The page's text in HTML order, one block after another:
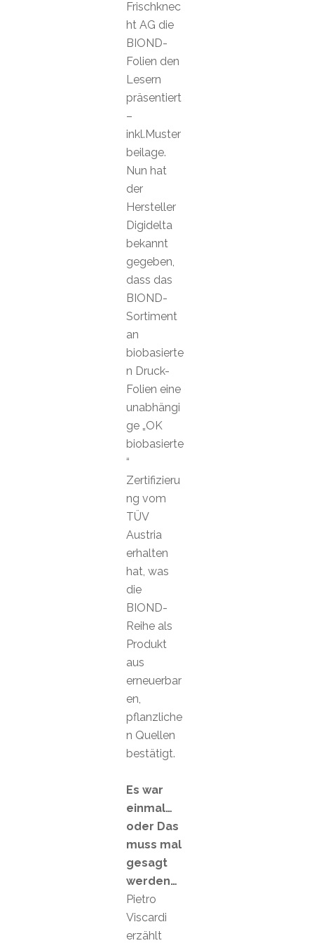
Frischknec
ht AG die
BIOND-
Folien den
Lesern
präsentiert
–
inkl.Muster
beilage.
Nun hat
der
Hersteller
Digidelta
bekannt
gegeben,
dass das
BIOND-
Sortiment
an
biobasierte
n Druck-
Folien eine
unabhängi
ge „OK
biobasierte
“
Zertifizieru
ng vom
TÜV
Austria
erhalten
hat, was
die
BIOND-
Reihe als
Produkt
aus
erneuerbar
en,
pflanzliche
n Quellen
bestätigt.
Es war
einmal…
oder Das
muss mal
gesagt
werden…
Pietro
Viscardi
erzählt